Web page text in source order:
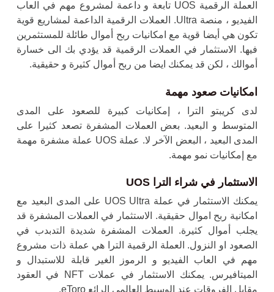
العملة الرقمية UOS تابعة و داعمة لمشروع مهم في العاب
الفيديو ، منصة Ultra. العملات الرقمية الداعمة لمشاريع قوية
تكون هي أيضا قوية مع امكانيات ربح أموال طائلة للمستثمرين
فيها. الاستثمار في العملات الرقمية قد يؤدي بك الى خسارة
أموالك ، لكن قد يمكنك ايضا من ربح أموال كثيرة و حقيقية.
امكانيات صعود مهمة
لدى كريبتو الترا ، إمكانيات كبيرة للصعود على المدى
المتوسط و البعيد. بعض العملات المشفرة تصعد كثيرا على
المدى البعيد ، البعض الآخر لا. عملة UOS عملة مشفرة مهمة
مع إمكانيات نمو مهمة.
الاستثمار في شراء الترا UOS
يمكنك الاستثمار في عملة UOS Ultra على المدى البعيد مع
امكانية ربح اموال حقيقية. الاستثمار في العملات المشفرة قد
يجلب أموال كثيرة. العملات المشفرة شديدة التدبدب في
الصعود او النزول. العملة الرقمية الترا هي عملة ذات مشروع
مهم في العاب الفيديو و الرموز الغير قابلة للاستبدال و
الميتافيرس. يمكنك الاستثمار في عملات NFT في العقود
مقابل الفروقات عند الوسيط العالمي الرائع eToro.